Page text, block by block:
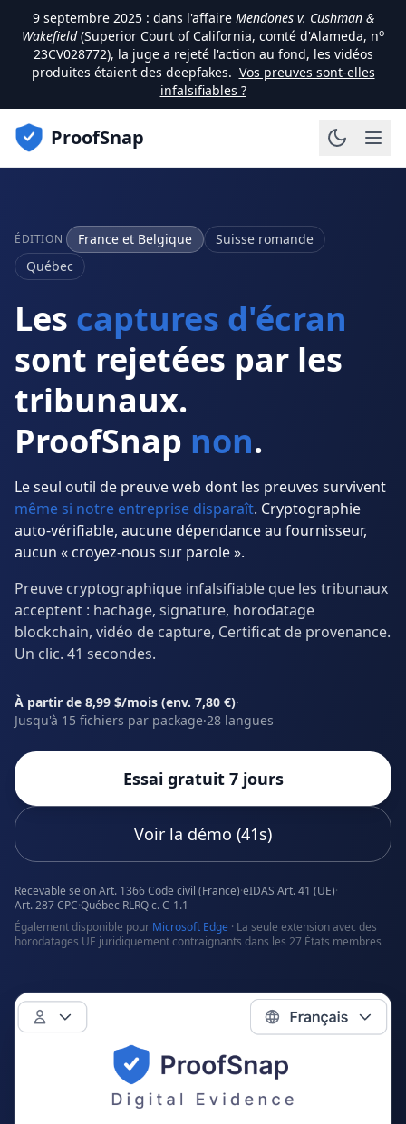
9 septembre 2025 : dans l'affaire Mendones v. Cushman &
Wakefield(Superior Court of California, comté d'Alameda, no
23CV028772), la juge a rejeté l'action au fond, les vidéos
produites étaient des deepfakes. Vos preuves sont-elles
infalsifiables ?
ProofSnap
ÉDITION France et Belgique
Suisse romande
Québec
Les captures d'écran
sont rejetées par les
tribunaux.
ProofSnap non.
Le seul outil de preuve web dont les preuves survivent
même si notre entreprise disparaît. Cryptographie
auto-vérifiable, aucune dépendance au fournisseur,
aucun « croyez-nous sur parole ».
Preuve cryptographique infalsifiable que les tribunaux
acceptent : hachage, signature, horodatage
blockchain, vidéo de capture, Certificat de provenance.
Un clic. 41 secondes.
À partir de 8,99 $/mois (env. 7,80 €)·
Jusqu'à 15 fichiers par package·28 langues
Essai gratuit 7 jours
Voir la démo (41s)
Recevable selon Art. 1366 Code civil (France)·eIDAS Art. 41 (UE)·
Art. 287 CPC·Québec RLRQ c. C-1.1
Également disponible pour Microsoft Edge · La seule extension avec des
horodatages UE juridiquement contraignants dans les 27 États membres